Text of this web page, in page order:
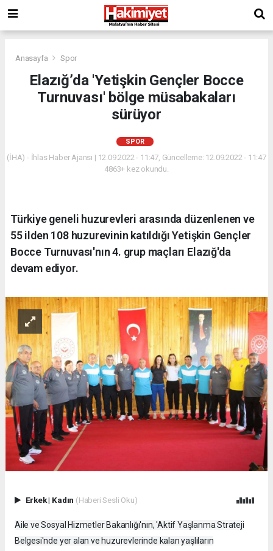
Anasayfa Spor
Elazığ’da 'Yetişkin Gençler Bocce
Turnuvası' bölge müsabakaları
sürüyor
SPOR
(İHA) - İhlas Haber Ajansı | 12.09.2022 - 11:47, Güncelleme: 12.09.2022 - 11:47
4863+ kez okundu.
Türkiye geneli huzurevleri arasında düzenlenen ve
55 ilden 108 huzurevinin katıldığı Yetişkin Gençler
Bocce Turnuvası'nın 4. grup maçları Elazığ'da
devam ediyor.
Erkek| Kadın (Haberi Sesli Oku)
Aile ve Sosyal Hizmetler Bakanlığı'nın, 'Aktif Yaşlanma Strateji
Belgesi'nde yer alan ve huzurevlerinde kalan yaşlıların